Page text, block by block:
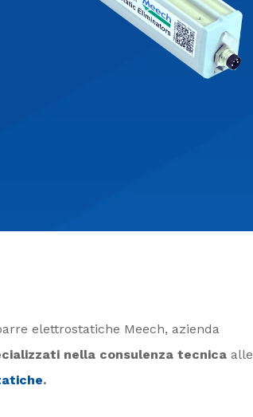
elettrostatiche Meech, azienda
nella consulenza tecnicaalle
.